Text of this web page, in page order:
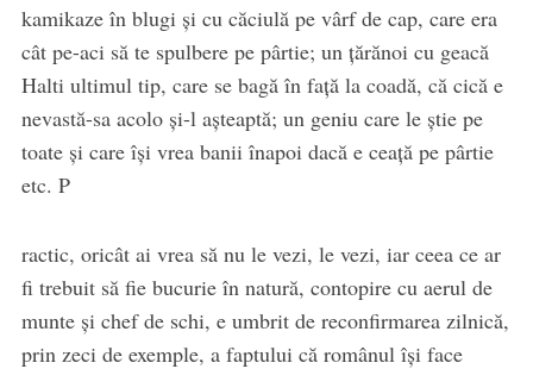
kamikaze în blugi și cu căciulă pe vârf de cap, care era
cât pe-aci să te spulbere pe pârtie; un țărănoi cu geacă
Halti ultimul tip, care se bagă în față la coadă, că cică e
nevastă-sa acolo și-l așteaptă; un geniu care le știe pe
toate și care își vrea banii înapoi dacă e ceață pe pârtie
etc. P
ractic, oricât ai vrea să nu le vezi, le vezi, iar ceea ce ar
fi trebuit să fie bucurie în natură, contopire cu aerul de
munte și chef de schi, e umbrit de reconfirmarea zilnică,
prin zeci de exemple, a faptului că românul își face